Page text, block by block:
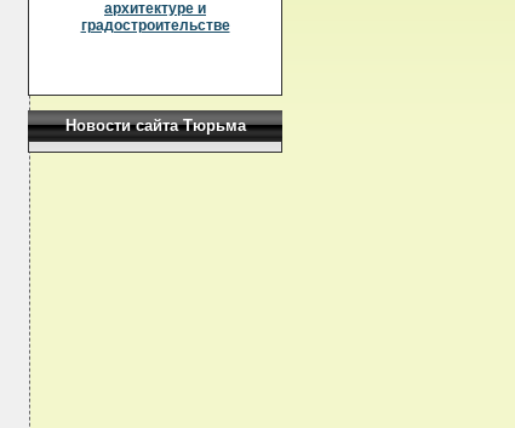
архитектуре и
градостроительстве
Новости сайта Тюрьма